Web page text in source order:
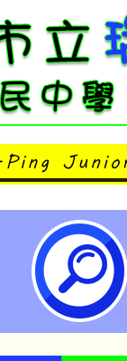
表揚模範
年2月26